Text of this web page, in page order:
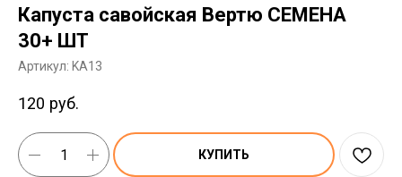
Капуста савойская Вертю СЕМЕНА
30+ ШТ
Артикул: KA13
120 руб.
КУПИТЬ